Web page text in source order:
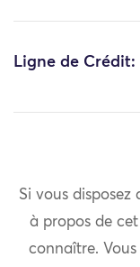
Ligne de Crédit:
Si vous disposez
à propos de
connaître.